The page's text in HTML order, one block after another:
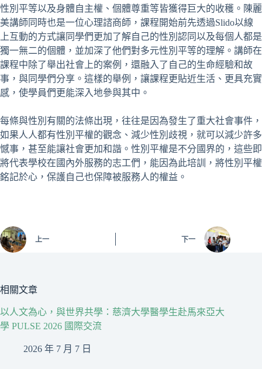
性別平等以及身體自主權、個體尊重等皆獲得巨大的收穫。陳麗
美講師同時也是一位心理諮商師，課程開始前先透過Slido以線
上互動的方式讓同學們更加了解自己的性別認同以及每個人都是
獨一無二的個體，並加深了他們對多元性別平等的理解。講師在
課程中除了舉出社會上的案例，還融入了自己的生命經驗和故
事，與同學們分享。這樣的舉例，讓課程更貼近生活、更具充實
感，使學員們更能深入地參與其中。
每條與性別有關的法條出現，往往是因為發生了重大社會事件，
如果人人都有性別平權的觀念、減少性別歧視，就可以減少許多
憾事，甚至能讓社會更加和諧。性別平權是不分國界的，這些即
將代表學校在國內外服務的志工們，能因為此培訓，將性別平權
銘記於心，保護自己也保障被服務人的權益。
上一 下一
相關文章
以人文為心，與世界共學：慈濟大學醫學生赴馬來亞大
學 PULSE 2026 國際交流
2026 年 7 月 7 日